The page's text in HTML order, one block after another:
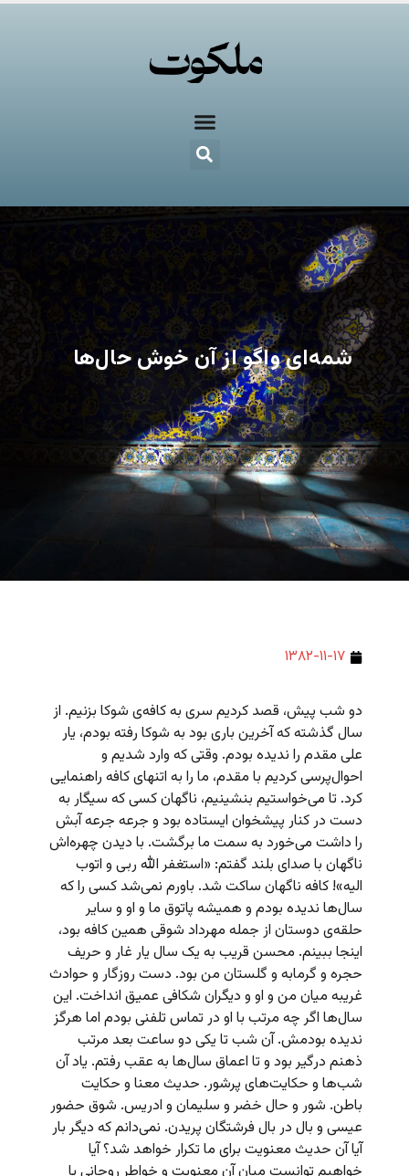
شمه‌ای واگو از آن خوش حال‌ها
۱۳۸۲-۱۱-۱۷
دو شب پیش، قصد کردیم سری به کافه‌ی شوکا بزنیم. از
سال گذشته که آخرین باری بود به شوکا رفته بودم،‌ یار
علی مقدم را ندیده بودم. وقتی که وارد شدیم و
احوال‌پرسی کردیم با مقدم، ما را به اتنهای کافه راهنمایی
کرد. تا می‌خواستیم بنشینیم، ناگهان کسی که سیگار به
دست در کنار پیشخوان ایستاده بود و جرعه جرعه آبش
را داشت می‌خورد به سمت ما برگشت. با دیدن چهره‌اش
ناگهان با صدای بلند گفتم: «استغفر الله ربی و اتوب
الیه»! کافه ناگهان ساکت شد. باورم نمی‌شد کسی را که
سال‌ها ندیده بودم و همیشه پاتوق ما و او و سایر
حلقه‌ی دوستان از جمله مهرداد شوقی همین کافه بود،
‌اینجا ببینم. محسن قریب به یک سال یار غار و حریف
حجره و گرمابه و گلستان من بود. دست روزگار و حوادث
غریبه میان من و او و دیگران شکافی عمیق انداخت. این
سال‌ها اگر چه مرتب با او در تماس تلفنی بودم اما هرگز
ندیده بودمش. آن شب تا یکی دو ساعت بعد مرتب
ذهنم درگیر بود و تا اعماق سال‌ها به عقب رفتم. یاد آن
شب‌ها و حکایت‌های پرشور. حدیث معنا و حکایت
باطن. شور و حال خضر و سلیمان و ادریس. شوق حضور
عیسی و بال در بال فرشتگان پریدن. نمی‌دانم که دیگر بار
آیا آن حدیث معنویت برای ما تکرار خواهد شد؟‌ آیا